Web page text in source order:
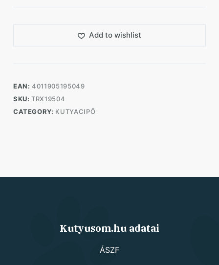
Add to wishlist
EAN:4011905195049
SKU:TRX19504
CATEGORY: KUTYACIPŐ
Kutyusom.hu adatai
ÁSZF